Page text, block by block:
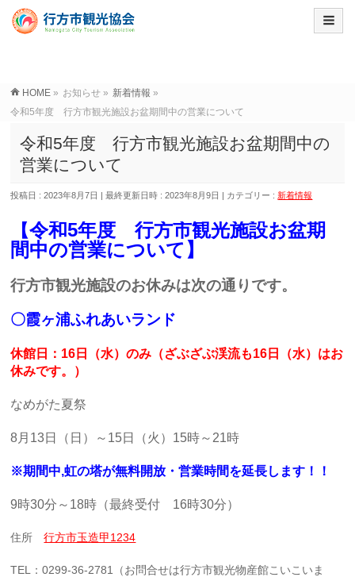
HOME » お知らせ » 新着情報 »
令和5年度 行方市観光施設お盆期間中の営業について
令和5年度 行方市観光施設お盆期間中の
営業について
投稿日 : 2023年8月7日 最終更新日時 : 2023年8月9日 カテゴリー : 新着情報
【令和5年度 行方市観光施設お盆期
間中の営業について】
行方市観光施設のお休みは次の通りです。
〇霞ヶ浦ふれあいランド
休館日：16日（水）のみ （ざぶざぶ渓流も16日（水）はお
休みです。）
なめがた夏祭
8月13日（日）～15日（火）15時～21時
※期間中,虹の塔が無料開放・営業時間を延長します！！
9時30分～18時（最終受付 16時30分）
住所行方市玉造甲1234
TEL：0299-36-2781（お問合せは行方市観光物産館こいこいま